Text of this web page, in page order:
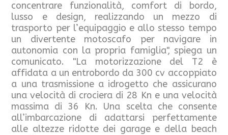
concentrare funzionalità, comfort di bordo,
lusso e design, realizzando un mezzo di
trasporto per l’equipaggio e allo stesso tempo
un divertente motoscafo per navigare in
autonomia con la propria famiglia", spiega un
comunicato. "La motorizzazione del T2 è
affidata a un entrobordo da 300 cv accoppiato
a una trasmissione a idrogetto che assicurano
una velocità di crociera di 28 Kn e una velocità
massima di 36 Kn. Una scelta che consente
all’imbarcazione di adattarsi perfettamente
alle altezze ridotte dei garage e della beach